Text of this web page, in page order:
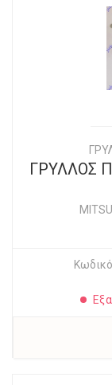
ΓΡΥΛΛΟΣ